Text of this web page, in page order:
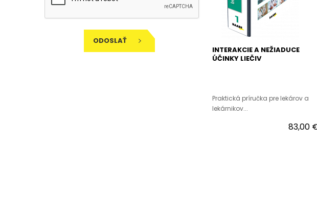
ODOSLAŤ
INTERAKCIE A NEŽIADUCE
ÚČINKY LIEČIV
Praktická príručka pre lekárov a
lekárnikov...
83,00